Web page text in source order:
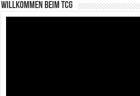
Willkommen beim TCG